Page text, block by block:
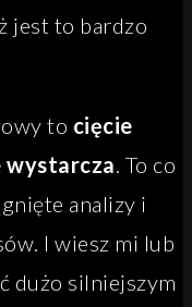
jest to bardzo
to cięcie
wystarcza. To co
analizy i
I wiesz mi lub
dużo silniejszym